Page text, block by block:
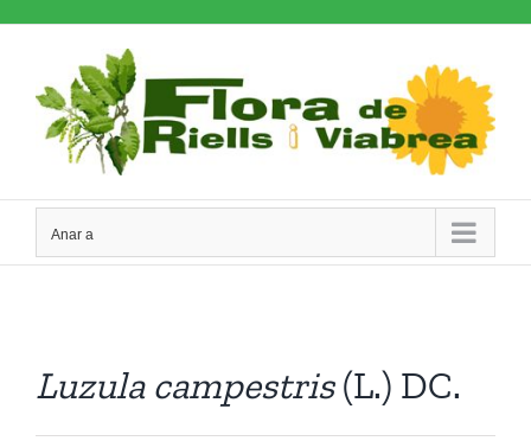
content
Anar a
Luzula campestris(L.) DC.